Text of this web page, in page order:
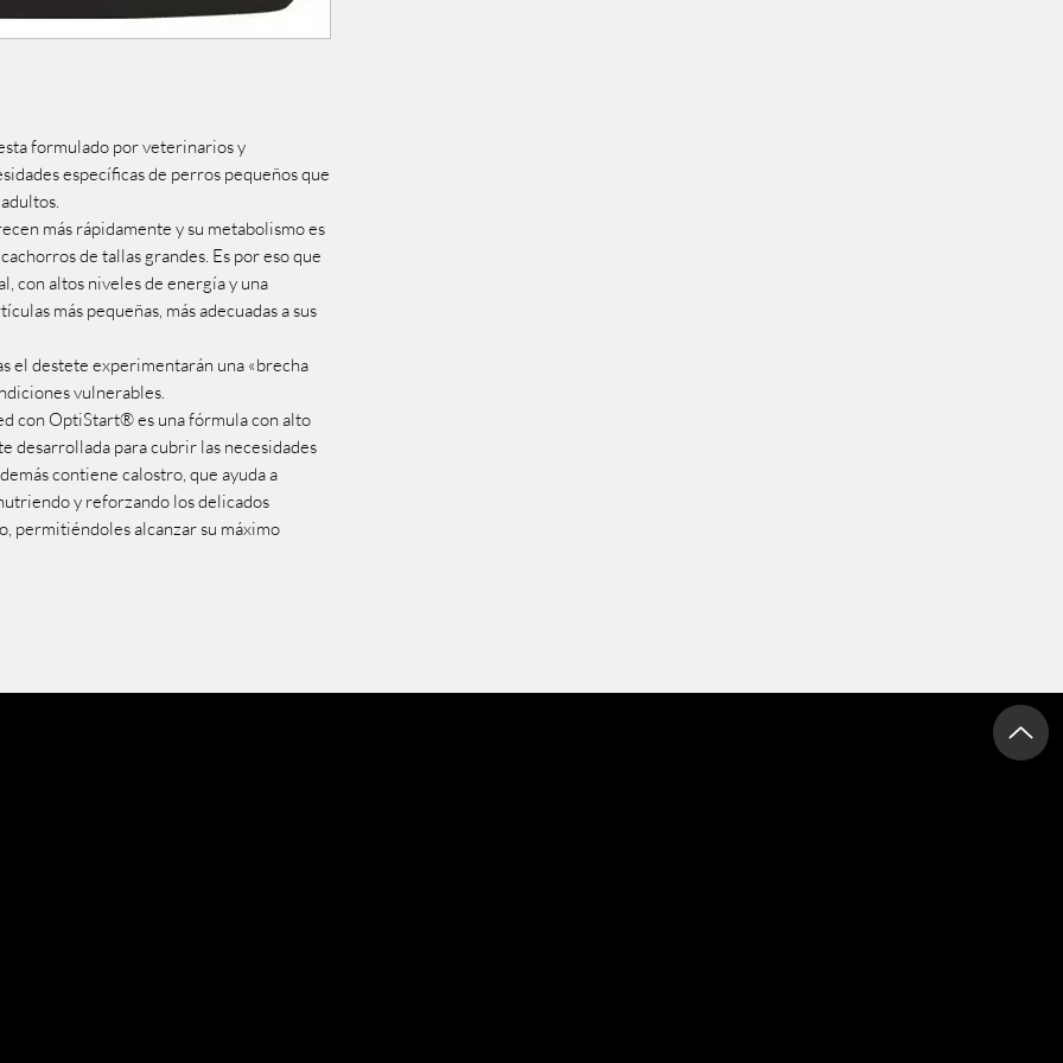
formulado por veterinarios y
específicas de perros pequeños que
más rápidamente y su metabolismo es
de tallas grandes. Es por eso que
con altos niveles de energía y una
más pequeñas, más adecuadas a sus
el destete experimentarán una «brecha
vulnerables.
con OptiStart® es una fórmula con alto
desarrollada para cubrir las necesidades
contiene calostro, que ayuda a
y reforzando los delicados
permitiéndoles alcanzar su máximo